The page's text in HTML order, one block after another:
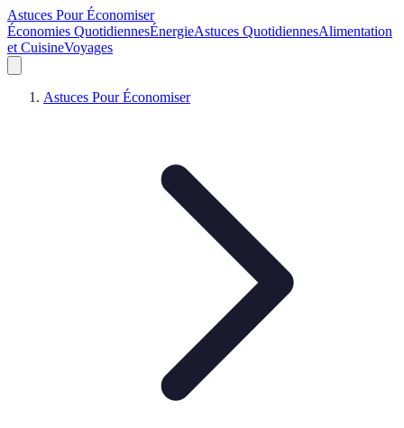
Astuces Pour Économiser
Économies QuotidiennesÉnergieAstuces QuotidiennesAlimentation
et CuisineVoyages
Astuces Pour Économiser